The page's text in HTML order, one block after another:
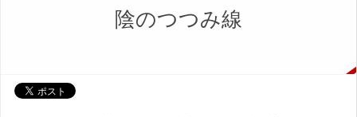
陰のつつみ線